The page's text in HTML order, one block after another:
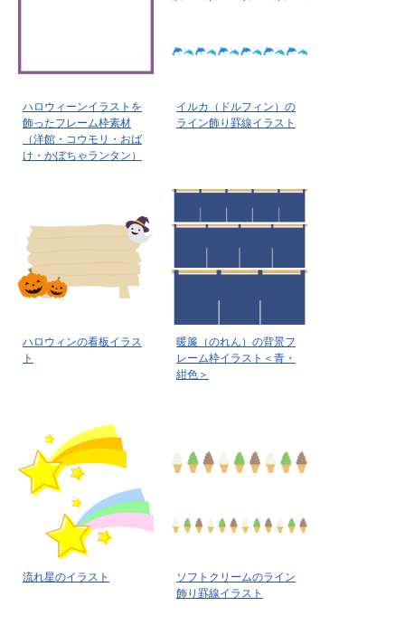
ハロウィーンイラストを
飾ったフレーム枠素材
（洋館・コウモリ・おば
け・かぼちゃランタン）
イルカ（ドルフィン）の
ライン飾り罫線イラスト
ハロウィンの看板イラス
ト
暖簾（のれん）の背景フ
レーム枠イラスト＜青・
紺色＞
流れ星のイラスト
ソフトクリームのライン
飾り罫線イラスト